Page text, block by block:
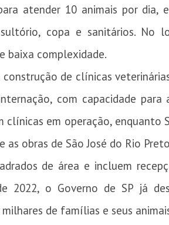
atender 10 animais por dia,
copa e sanitários. No
baixa complexidade.
de clínicas
com capacidade
em operação, enquanto
obras de São José do Rio
de área e incluem
2022, o Governo de SP já
de famílias e seus